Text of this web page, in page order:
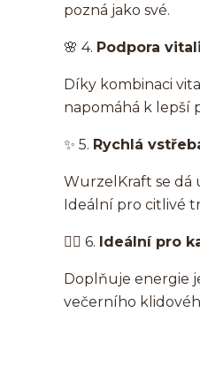
pozná jako své.
🌸 4. Podpora
Díky kombinaci
napomáhá k lepší
✨ 5. Rychlá
WurzelKraft se dá
Ideální pro citlivé
🧘‍♀️ 6. Ideální pro
Doplňuje energie
večerního